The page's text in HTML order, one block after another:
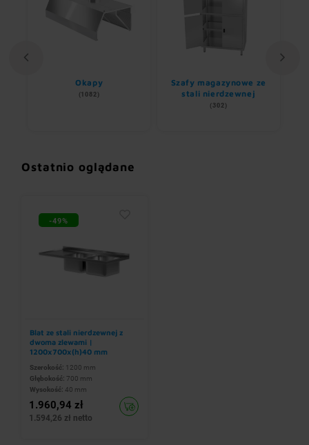
Okapy
(1082)
Szafy magazynowe ze
stali nierdzewnej
(302)
Ostatnio oglądane
-49%
Blat ze stali nierdzewnej z
dwoma zlewami |
1200x700x(h)40 mm
Szerokość: 1200 mm
Głębokość: 700 mm
Wysokość: 40 mm
1.960,94 zł
1.594,26 zł netto